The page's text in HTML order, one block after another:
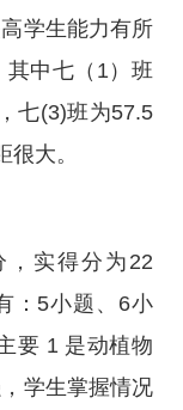
学生能力有所
其中七（1）班
七(3)班为57.5
大。
实得分为22
：5小题、6小
要 1 是动植物
学生掌握情况